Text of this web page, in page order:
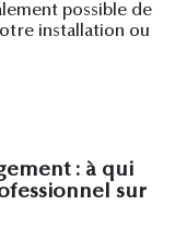
possible de
installation ou
: à qui
sur